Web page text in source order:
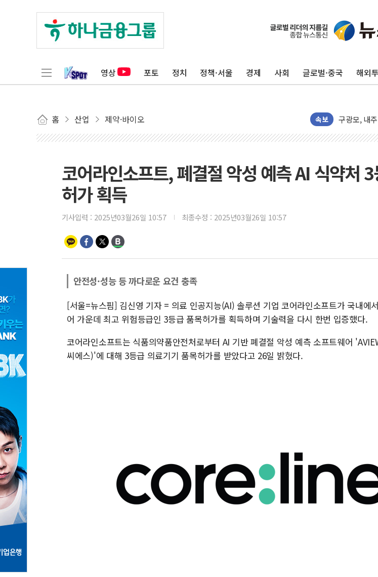
영상 포토 정치 정책·서울 경제 사회 글로벌·중국 해외
홈 산업 제약·바이오 속보
유럽증시,
뉴욕증시
김정관 장
청와대, 북
금값 7주
[베트남 증
'월가의 황
양주 섬유염
[3보] 북, 원
우크라 드
동해해경,
주한미군
구미 폐염
코어라인소프트, 폐결절 악성 예측 AI 식약처
허가 획득
기사입력 : 2025년03월26일 10:57 최종수정 : 2025년03월26일 10:57
안전성·성능 등 까다로운 요건 충족
[서울=뉴스핌] 김신영 기자 = 의료 인공지능(AI) 솔루션 기업 코어라인소프트가 국내에
어 가운데 최고 위험등급인 3등급 품목허가를 획득하며 기술력을 다시 한번 입증했다.
코어라인소프트는 식품의약품안전처로부터 AI 기반 폐결절 악성 예측 소프트웨어
씨에스)'에 대해 3등급 의료기기 품목허가를 받았다고 26일 밝혔다.